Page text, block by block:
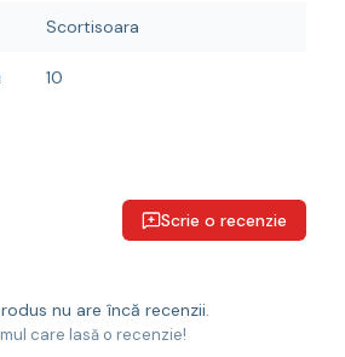
Scortisoara
10
Scrie o recenzie
nu are încă recenzii.
care lasă o recenzie!